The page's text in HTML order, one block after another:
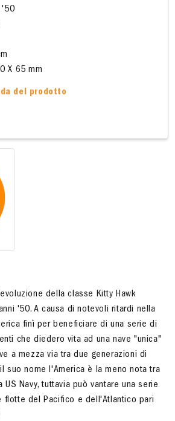
'50
X 65 mm
del prodotto
della classe Kitty Hawk
'50. A causa di notevoli ritardi nella
finì per beneficiare di una serie di
che diedero vita ad una nave "unica"
a mezza via tra due generazioni di
suo nome l'America è la meno nota tra
Navy, tuttavia può vantare una serie
flotte del Pacifico e dell'Atlantico pari